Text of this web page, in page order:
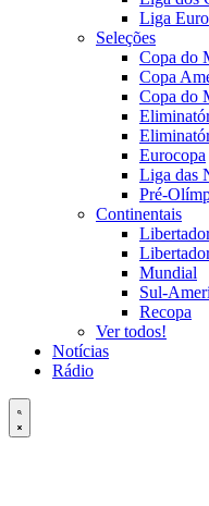
Liga
Seleções
Copa do
Copa
Copa do
Eurocopa
Liga das
Pré-
Continentais
Mundial
Sul-
Recopa
Ver todos!
Notícias
Rádio